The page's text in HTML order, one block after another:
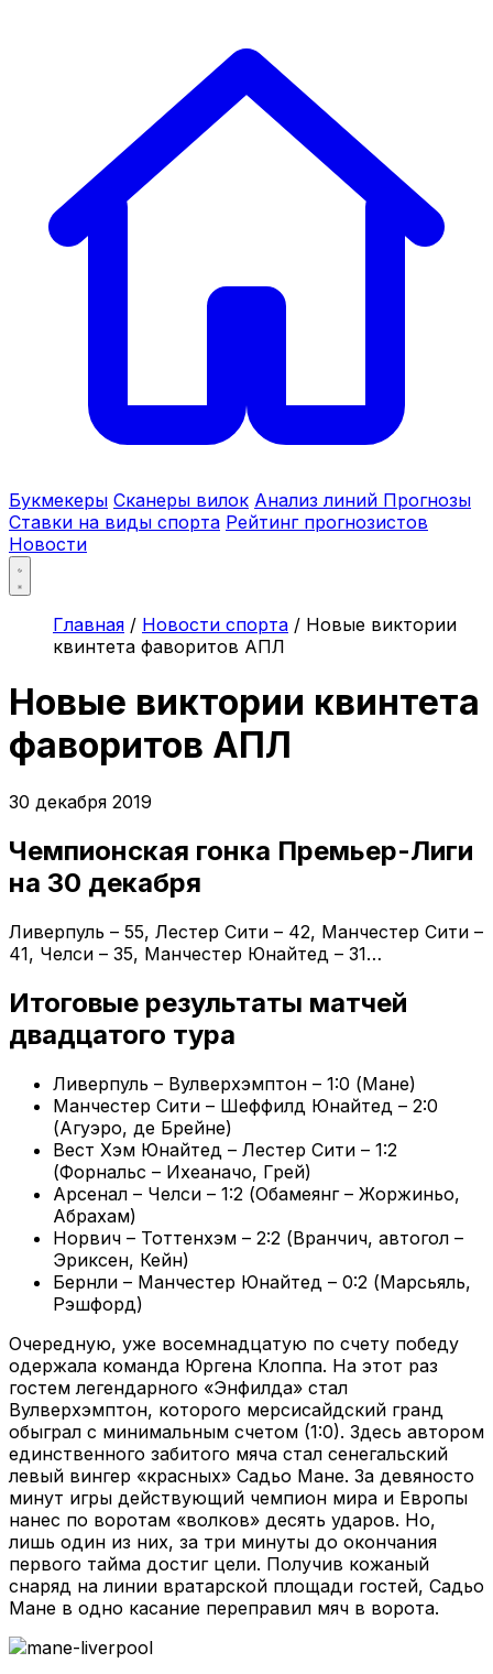
Букмекеры Сканеры вилок Анализ линий Прогнозы
Ставки на виды спорта Рейтинг прогнозистов
Новости
Главная / Новости спорта / Новые виктории
квинтета фаворитов АПЛ
Новые виктории квинтета
фаворитов АПЛ
30 декабря 2019
Чемпионская гонка Премьер-Лиги
на 30 декабря
Ливерпуль – 55, Лестер Сити – 42, Манчестер Сити –
41, Челси – 35, Манчестер Юнайтед – 31…
Итоговые результаты матчей
двадцатого тура
Ливерпуль – Вулверхэмптон – 1:0 (Мане)
Манчестер Сити – Шеффилд Юнайтед – 2:0
(Агуэро, де Брейне)
Вест Хэм Юнайтед – Лестер Сити – 1:2
(Форнальс – Ихеаначо, Грей)
Арсенал – Челси – 1:2 (Обамеянг – Жоржиньо,
Абрахам)
Норвич – Тоттенхэм – 2:2 (Вранчич, автогол –
Эриксен, Кейн)
Бернли – Манчестер Юнайтед – 0:2 (Марсьяль,
Рэшфорд)
Очередную, уже восемнадцатую по счету победу
одержала команда Юргена Клоппа. На этот раз
гостем легендарного «Энфилда» стал
Вулверхэмптон, которого мерсисайдский гранд
обыграл с минимальным счетом (1:0). Здесь автором
единственного забитого мяча стал сенегальский
левый вингер «красных» Садьо Мане. За девяносто
минут игры действующий чемпион мира и Европы
нанес по воротам «волков» десять ударов. Но,
лишь один из них, за три минуты до окончания
первого тайма достиг цели. Получив кожаный
снаряд на линии вратарской площади гостей, Садьо
Мане в одно касание переправил мяч в ворота.